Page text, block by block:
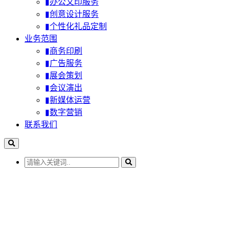
▮办公文印服务
▮创意设计服务
▮个性化礼品定制
业务范围
▮商务印刷
▮广告服务
▮展会策划
▮会议演出
▮新媒体运营
▮数字营销
联系我们